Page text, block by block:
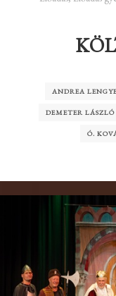
ANDREA
DEMETER LÁSZLÓ
Ó.